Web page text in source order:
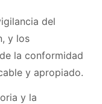
del
y los
la conformidad
y apropiado.
y la